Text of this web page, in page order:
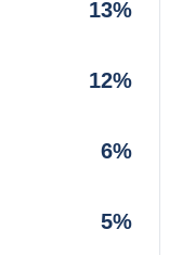
13%
12%
6%
5%